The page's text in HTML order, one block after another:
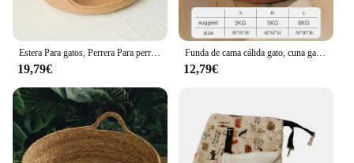
especially in homes with limited space
Features:
|Wholesale|Vendors|
**Unmatched Comfort and Security**
Our Cama Cueva para Mascotas con Base Trípode is
not just a bed; it's a haven for your beloved pet. The
cave-like structure is designed to provide a sense of
security, mimicking the natural environment of your
Estera Para gatos, Perrera Para perros, Cama Para mascotas, sofá, tejido De bambú, cestas nido acogedoras, cojín extraíble Para dormir, Cama De Mimbre Para Mascotas
19,79€
Funda de cama cálida gato, cuna gato, casa semicerrada para perro, suministros para mascotas, bonito, Otoño e Invierno
12,79€